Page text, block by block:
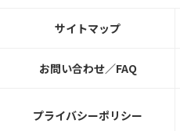
サイトマップ
お問い合わせ／FAQ
プライバシーポリシー